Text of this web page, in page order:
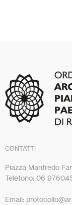
CONTATTI
Piazza Manfredo
Telefono: 06
Email: